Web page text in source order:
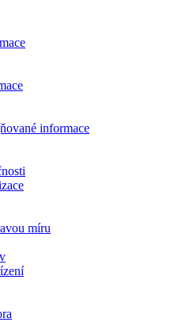
informace
míru